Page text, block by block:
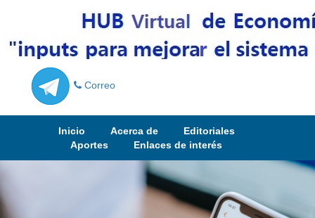
Correo
Inicio Acerca de
Editoriales
Aportes
Enlaces de interés